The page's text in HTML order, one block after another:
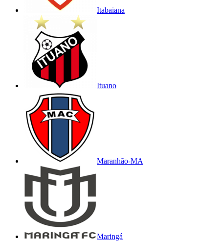
Itabaiana
Ituano
Maranhão-MA
Maringá